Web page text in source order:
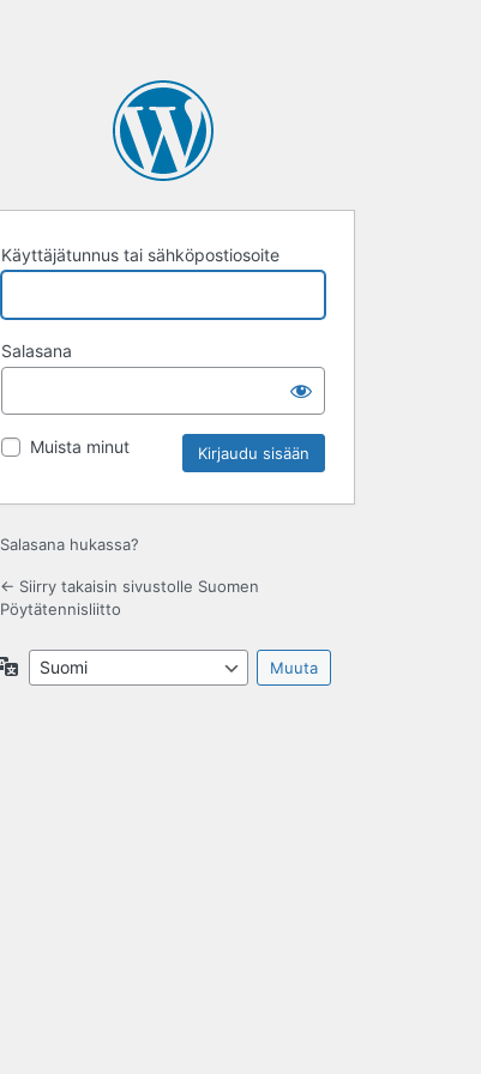
Käyttäjätunnus tai sähköpostiosoite
Salasana
Muista minut
Salasana hukassa?
← Siirry takaisin sivustolle Suomen
Pöytätennisliitto
Kieli